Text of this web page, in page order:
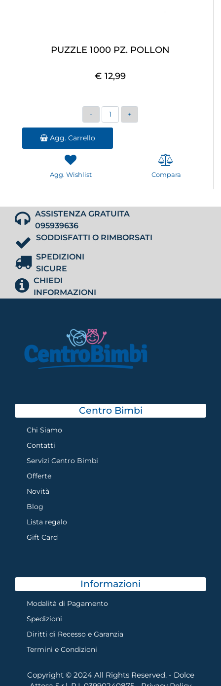
PUZZLE 1000 PZ. POLLON
€ 12,99
Quantità
Agg. Carrello
Agg. Wishlist Compara
ASSISTENZA GRATUITA
095939636
SODDISFATTI O RIMBORSATI
SPEDIZIONI
SICURE
CHIEDI
INFORMAZIONI
Centro Bimbi
Chi Siamo
Contatti
Servizi Centro Bimbi
Offerte
Novità
Blog
Lista regalo
Gift Card
Informazioni
Modalità di Pagamento
Spedizioni
Diritti di Recesso e Garanzia
Termini e Condizioni
Copyright © 2024 All Rights Reserved. - Dolce